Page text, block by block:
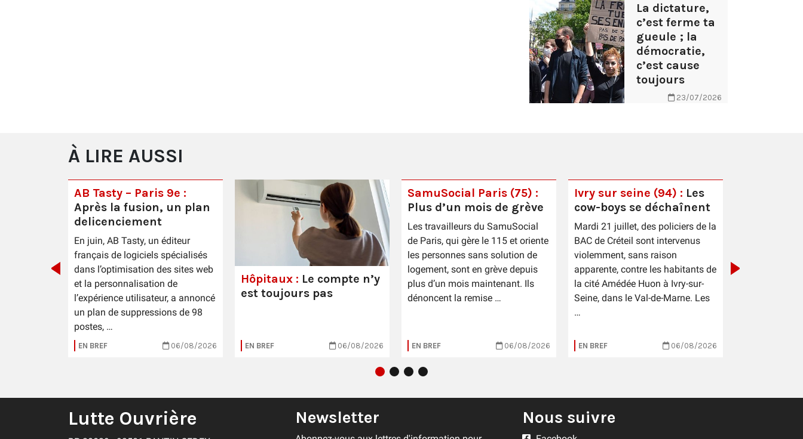
La dictature,
c’est ferme ta
gueule ; la
démocratie,
c’est cause
toujours
23/07/2026
À LIRE AUSSI
AB Tasty – Paris 9e :
Après la fusion, un plan
delicenciement
En juin, AB Tasty, un éditeur
français de logiciels spécialisés
dans l’optimisation des sites web
et la personnalisation de
l’expérience utilisateur, a annoncé
un plan de suppressions de 98
postes, …
EN BREF 06/08/2026
Hôpitaux : Le compte n’y
est toujours pas
EN BREF 06/08/2026
SamuSocial Paris (75) :
Plus d’un mois de grève
Les travailleurs du SamuSocial
de Paris, qui gère le 115 et oriente
les personnes sans solution de
logement, sont en grève depuis
plus d’un mois maintenant. Ils
dénoncent la remise …
EN BREF 06/08/2026
Ivry sur seine (94) : Les
cow-boys se déchaînent
Mardi 21 juillet, des policiers de la
BAC de Créteil sont intervenus
violemment, sans raison
apparente, contre les habitants de
la cité Amédée Huon à Ivry-sur-
Seine, dans le Val-de-Marne. Les
…
EN BREF 06/08/2026
Lutte Ouvrière Newsletter Nous suivre